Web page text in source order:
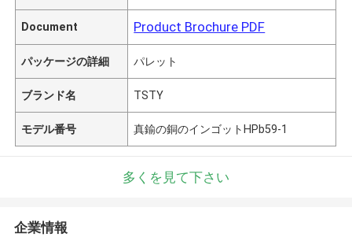
Document Product Brochure PDF
パッケージの詳細 パレット
ブランド名 TSTY
モデル番号 真鍮の銅のインゴットHPb59-1
多くを見て下さい
企業情報